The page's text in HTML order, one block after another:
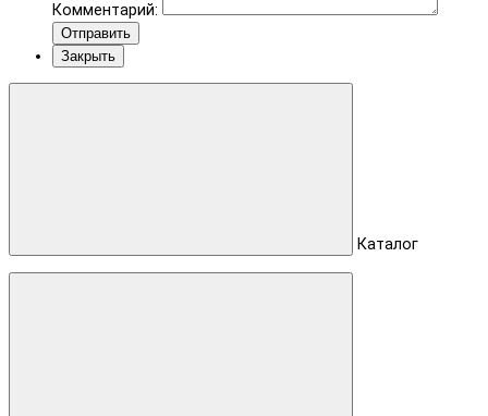
Комментарий:
Отправить
Закрыть
Каталог